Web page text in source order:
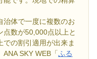
治体で一度に複数のお
点数が50,000点以上と
での割引適用が出来ま
SKY WEB「ふる